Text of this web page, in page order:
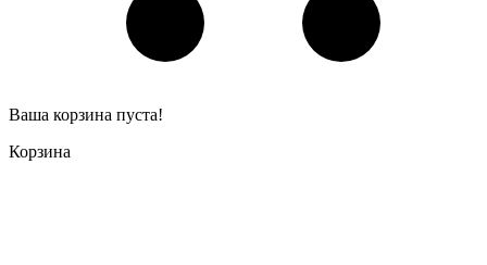
Ваша корзина пуста!
Корзина